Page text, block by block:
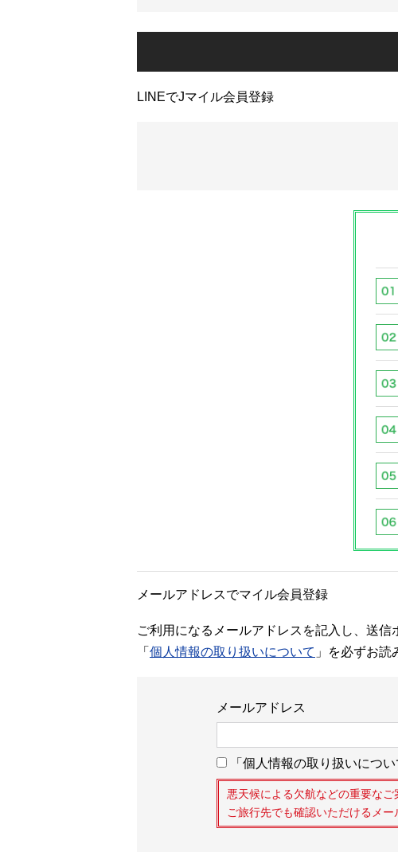
LINEでJマイル会員登録
メールアドレスでマイル会員登録
ご利用になるメールアドレスを記入し、送信
「 個人情報の取り扱いについて 」を必ずお読
メールアドレス
「個人情報の取り扱いにつ
悪天候による欠航などの重要なご
ご旅行先でも確認いただけるメー